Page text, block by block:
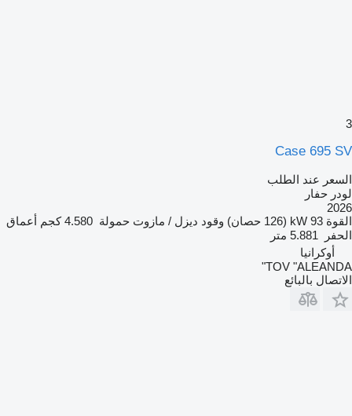
3
Case 695 SV
السعر عند الطلب
لودر حفار
2026
القوة 93 kW (126 حصان) وقود ديزل / مازوت حمولة 4.580 كجم
أعماق
الحفر
5.881 متر
أوكرانيا
TOV "ALEANDA"
الاتصال بالبائع